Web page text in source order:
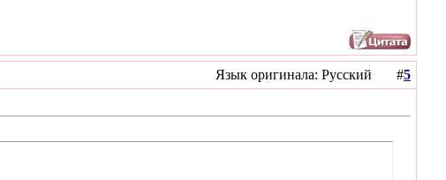
Язык оригинала: Русский #5